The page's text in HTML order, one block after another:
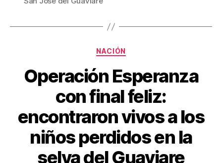
o
o
Categorías
NACIÓN
Operación Esperanza
con final feliz:
encontraron vivos a los
niños perdidos en la
selva del Guaviare